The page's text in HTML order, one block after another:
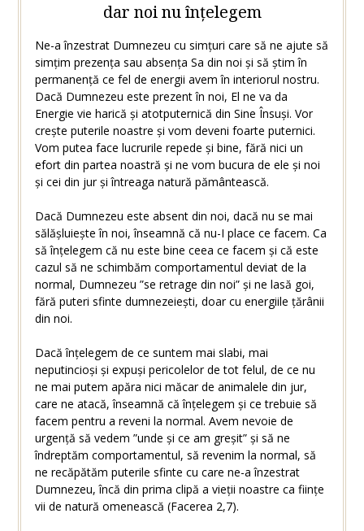
dar noi nu înțelegem
Ne-a înzestrat Dumnezeu cu simțuri care să ne ajute să
simțim prezența sau absența Sa din noi și să știm în
permanență ce fel de energii avem în interiorul nostru.
Dacă Dumnezeu este prezent în noi, El ne va da
Energie vie harică și atotputernică din Sine Însuși. Vor
crește puterile noastre și vom deveni foarte puternici.
Vom putea face lucrurile repede și bine, fără nici un
efort din partea noastră și ne vom bucura de ele și noi
și cei din jur și întreaga natură pământească.
Dacă Dumnezeu este absent din noi, dacă nu se mai
sălășluiește în noi, înseamnă că nu-I place ce facem. Ca
să înțelegem că nu este bine ceea ce facem și că este
cazul să ne schimbăm comportamentul deviat de la
normal, Dumnezeu ”se retrage din noi” și ne lasă goi,
fără puteri sfinte dumnezeiești, doar cu energiile țărânii
din noi.
Dacă înțelegem de ce suntem mai slabi, mai
neputincioși și expuși pericolelor de tot felul, de ce nu
ne mai putem apăra nici măcar de animalele din jur,
care ne atacă, înseamnă că înțelegem și ce trebuie să
facem pentru a reveni la normal. Avem nevoie de
urgență să vedem ”unde și ce am greșit” și să ne
îndreptăm comportamentul, să revenim la normal, să
ne recăpătăm puterile sfinte cu care ne-a înzestrat
Dumnezeu, încă din prima clipă a vieții noastre ca ființe
vii de natură omenească (Facerea 2,7).